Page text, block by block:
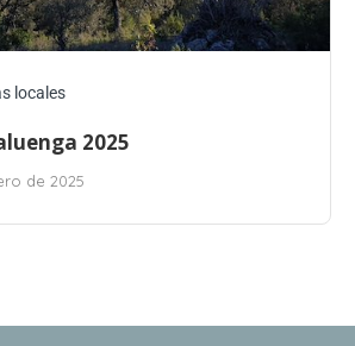
locales
2025
de 2025